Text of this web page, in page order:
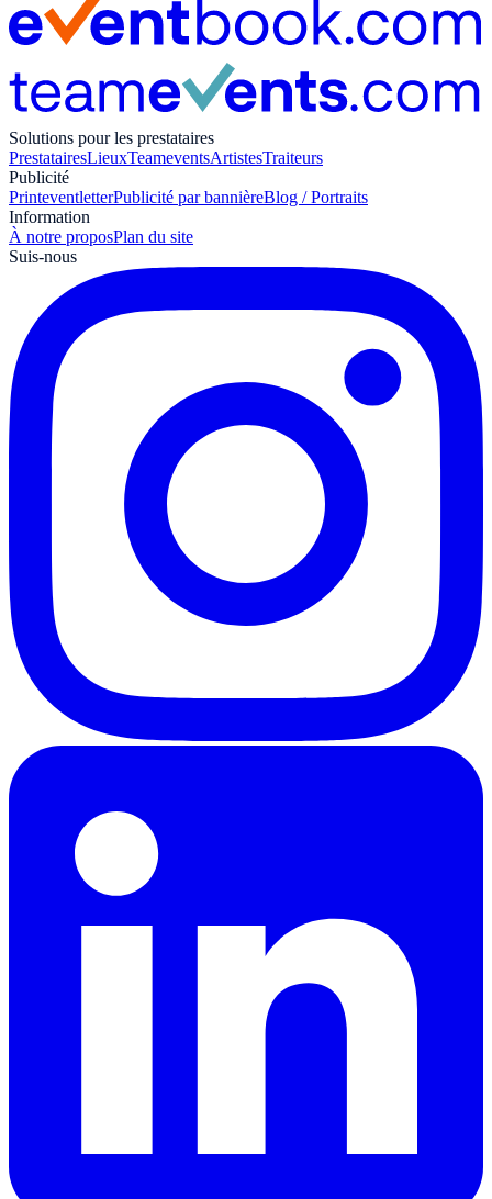
Solutions pour les prestataires
PrestatairesLieuxTeameventsArtistesTraiteurs
Publicité
PrinteventletterPublicité par bannièreBlog / Portraits
Information
À notre proposPlan du site
Suis-nous